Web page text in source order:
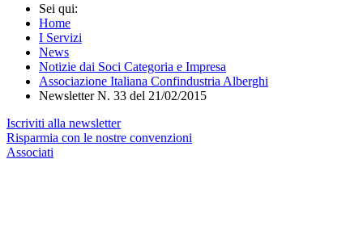
Sei qui:
Home
I Servizi
News
Notizie dai Soci Categoria e Impresa
Associazione Italiana Confindustria Alberghi
Newsletter N. 33 del 21/02/2015
Iscriviti alla newsletter
Risparmia con le nostre convenzioni
Associati